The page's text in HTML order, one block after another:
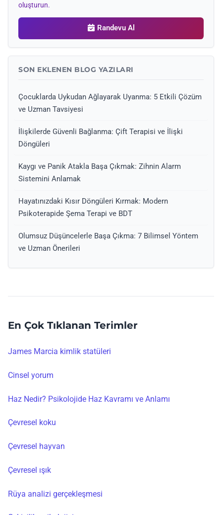
oluşturun.
Randevu Al
SON EKLENEN BLOG YAZILARI
Çocuklarda Uykudan Ağlayarak Uyanma: 5 Etkili Çözüm
ve Uzman Tavsiyesi
İlişkilerde Güvenli Bağlanma: Çift Terapisi ve İlişki
Döngüleri
Kaygı ve Panik Atakla Başa Çıkmak: Zihnin Alarm
Sistemini Anlamak
Hayatınızdaki Kısır Döngüleri Kırmak: Modern
Psikoterapide Şema Terapi ve BDT
Olumsuz Düşüncelerle Başa Çıkma: 7 Bilimsel Yöntem
ve Uzman Önerileri
En Çok Tıklanan Terimler
James Marcia kimlik statüleri
Cinsel yorum
Haz Nedir? Psikolojide Haz Kavramı ve Anlamı
Çevresel koku
Çevresel hayvan
Çevresel ışık
Rüya analizi gerçekleşmesi